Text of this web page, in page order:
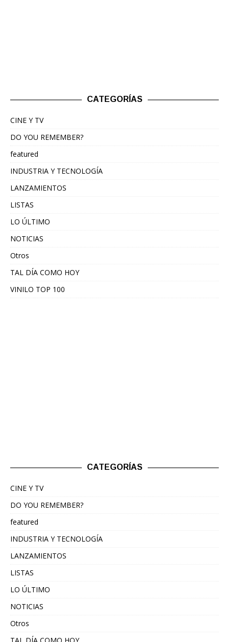
CATEGORÍAS
CINE Y TV
DO YOU REMEMBER?
featured
INDUSTRIA Y TECNOLOGÍA
LANZAMIENTOS
LISTAS
LO ÚLTIMO
NOTICIAS
Otros
TAL DÍA COMO HOY
VINILO TOP 100
CATEGORÍAS
CINE Y TV
DO YOU REMEMBER?
featured
INDUSTRIA Y TECNOLOGÍA
LANZAMIENTOS
LISTAS
LO ÚLTIMO
NOTICIAS
Otros
TAL DÍA COMO HOY